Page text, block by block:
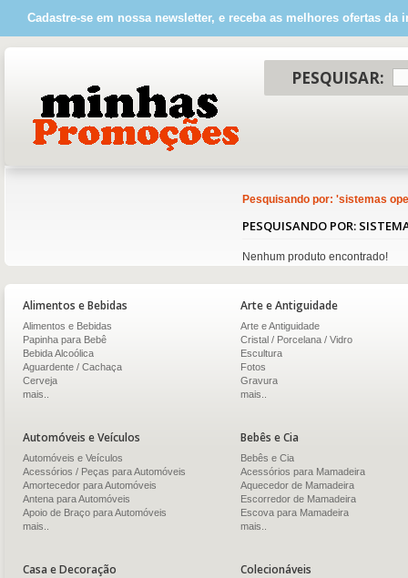
Cadastre-se em nossa newsletter, e receba as melhores ofertas da
PESQUISAR:
Pesquisando por: 'sistemas
PESQUISANDO POR:
Nenhum produto encontrado!
Alimentos e Bebidas
Alimentos e Bebidas
Papinha para Bebê
Bebida Alcoólica
Aguardente / Cachaça
Cerveja
mais..
Arte e Antiguidade
Arte e Antiguidade
Cristal / Porcelana / Vidro
Escultura
Fotos
Gravura
mais..
Automóveis e Veículos
Automóveis e Veículos
Acessórios / Peças para Automóveis
Amortecedor para Automóveis
Antena para Automóveis
Apoio de Braço para Automóveis
mais..
Bebês e Cia
Bebês e Cia
Acessórios para Mamadeira
Aquecedor de Mamadeira
Escorredor de Mamadeira
Escova para Mamadeira
mais..
Casa e Decoração Colecionáveis